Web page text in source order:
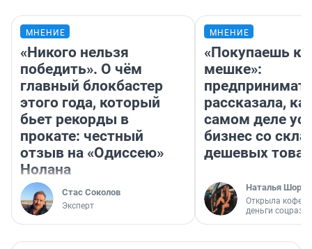
МНЕНИЕ
«Никого нельзя
победить». О чём
главный блокбастер
этого года, который
бьет рекорды в
прокате: честный
отзыв на «Одиссею»
Нолана
Стас Соколов
Эксперт
МНЕНИЕ
«Покупаешь
мешке»:
рассказала,
самом деле
бизнес со
дешевых
Наталья
Открыла
деньги